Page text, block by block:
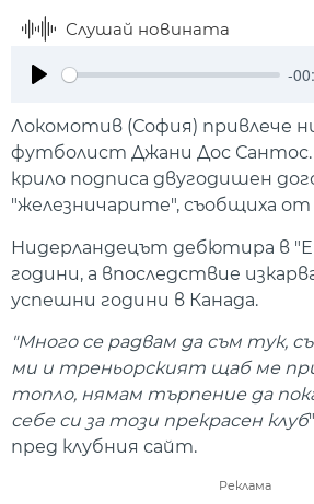
Слушай новината
-
Локомотив (София) привлече
футболист Джани Дос
крило подписа двугодишен
"железничарите", съобщиха от
Нидерландецът дебютира в
години, а впоследствие
успешни години в Канада.
"Много се радвам да съм тук,
ми и треньорският щаб ме
топло, нямам търпение да
себе си за този прекрасен клуб
пред клубния сайт.
Реклама